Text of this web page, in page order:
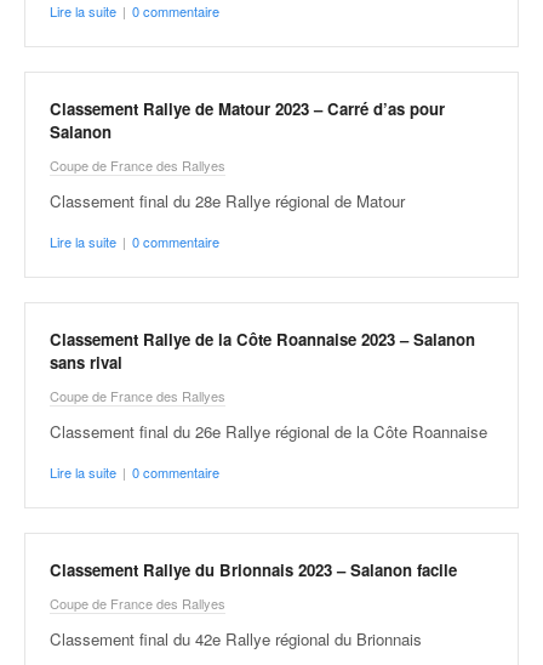
Lire la suite | 0 commentaire
Classement Rallye de Matour 2023 – Carré d’as pour
Salanon
Coupe de France des Rallyes
Classement final du 28e Rallye régional de Matour
Lire la suite | 0 commentaire
Classement Rallye de la Côte Roannaise 2023 – Salanon
sans rival
Coupe de France des Rallyes
Classement final du 26e Rallye régional de la Côte Roannaise
Lire la suite | 0 commentaire
Classement Rallye du Brionnais 2023 – Salanon facile
Coupe de France des Rallyes
Classement final du 42e Rallye régional du Brionnais